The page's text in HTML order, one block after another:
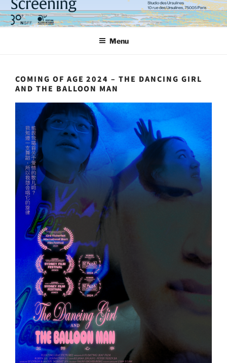
Aller
au
contenu
Menu
COMING OF AGE 2024 – THE DANCING GIRL
AND THE BALLOON MAN